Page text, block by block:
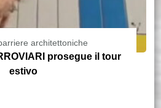
architettoniche
prosegue il tour
estivo